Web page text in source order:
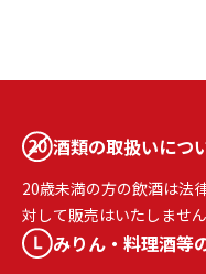
酒類の取扱いにつ
20歳未満の方の飲酒は法
対して販売はいたしません
みりん・料理酒等